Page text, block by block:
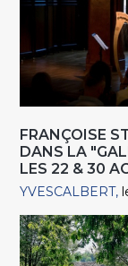
FRANÇOISE
DANS LA
LES 22 & 30
YVESCALBERT